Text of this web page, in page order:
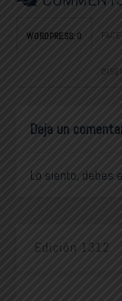
WORDPRESS: 0
Deja un
Lo siento, debes
Edición 1312